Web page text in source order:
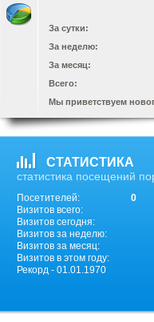
За сутки:
За неделю:
За месяц:
Всего:
Мы приветствуем
СТАТИСТИКА
статистика посещений
Посетителей:
0
Визитов всего:
Визитов сегодня:
Визитов за неделю:
Визитов за месяц:
Визитов в этом году:
Рекорд - 01.01.1970